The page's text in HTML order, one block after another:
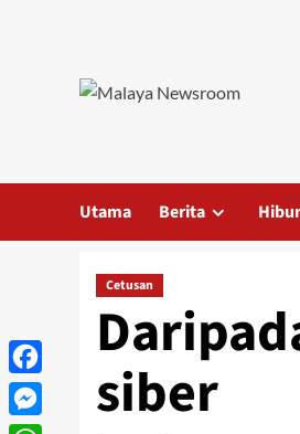
Utama Berita
Cetusan
siber
Facebook